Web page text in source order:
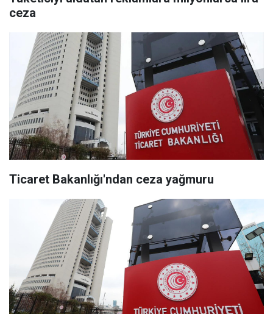
ceza
Ticaret Bakanlığı'ndan ceza yağmuru